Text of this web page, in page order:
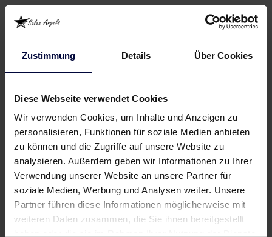
Zustimmung Details Über Cookies
Diese Webseite verwendet Cookies
Wir verwenden Cookies, um Inhalte und Anzeigen zu
personalisieren, Funktionen für soziale Medien anbieten
zu können und die Zugriffe auf unsere Website zu
analysieren. Außerdem geben wir Informationen zu Ihrer
Verwendung unserer Website an unsere Partner für
soziale Medien, Werbung und Analysen weiter. Unsere
Partner führen diese Informationen möglicherweise mit
weiteren Daten zusammen, die Sie ihnen bereitgestellt